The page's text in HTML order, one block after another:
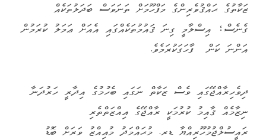
ޒަކާތުގެ ޙައްޤުވެރިންގެ މަފްހޫމަށް ތަނަވަސް ބަދަލުތަކެއް
ގެނެސް؛ އިސްލާމީ ގިނަ ޤައުމުތަކެއްގައި އެއަށް ޢަމަލު ކުރަމުން
އަންނަ ކަން ފާހަގަކުރަމެވެ.
ދިވެހިރާއްޖޭގައި ވެސް ޒަކާތް ނަގައި ބެހުމުގެ އިދާރީ ހަރުދަނާ
ނިޒާމެއް ޤާއިމު ކުރުމަކީ ރާއްޖޭގެ ޢިއްޒަތްތެރި
ރައީސުލްޖުމުހޫރިއްޔާ ޑރ. މުޙައްމަދު މުޢިއްޒު ވަރަށް ބޮޑު